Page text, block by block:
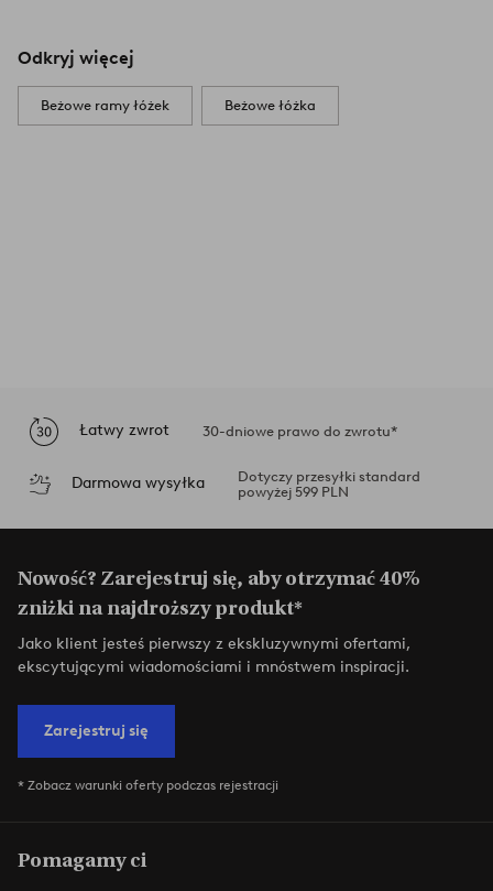
Odkryj więcej
Beżowe ramy łóżek Beżowe łóżka
Łatwy zwrot 30-dniowe prawo do zwrotu*
Darmowa wysyłka
Dotyczy przesyłki standard
powyżej 599 PLN
Nowość? Zarejestruj się, aby otrzymać 40%
zniżki na najdroższy produkt*
Jako klient jesteś pierwszy z ekskluzywnymi ofertami,
ekscytującymi wiadomościami i mnóstwem inspiracji.
Zarejestruj się
* Zobacz warunki oferty podczas rejestracji
Pomagamy ci